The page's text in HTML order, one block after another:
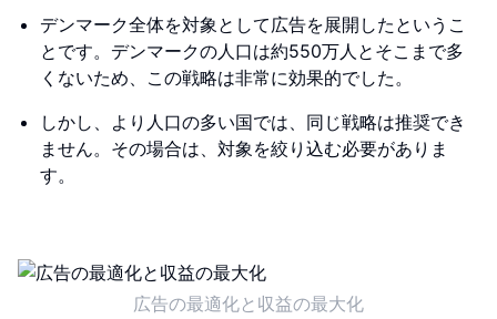
デンマーク全体を対象として広告を展開したというこ
とです。デンマークの人口は約550万人とそこまで多
くないため、この戦略は非常に効果的でした。
しかし、より人口の多い国では、同じ戦略は推奨でき
ません。その場合は、対象を絞り込む必要がありま
す。
広告の最適化と収益の最大化